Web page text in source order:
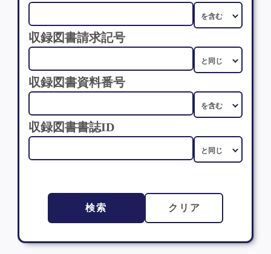
収録図書請求記号
収録図書資料番号
収録図書書誌ID
検索 クリア